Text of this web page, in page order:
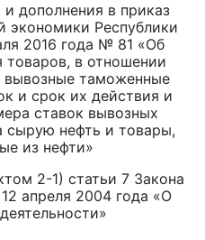
дополнения в приказ
экономики Республики
2016 года № 81 «Об
в отношении
таможенные
и срок их действия и
ставок вывозных
нефть и товары,
из нефти»
2-1) статьи 7 Закона
апреля 2004 года «О